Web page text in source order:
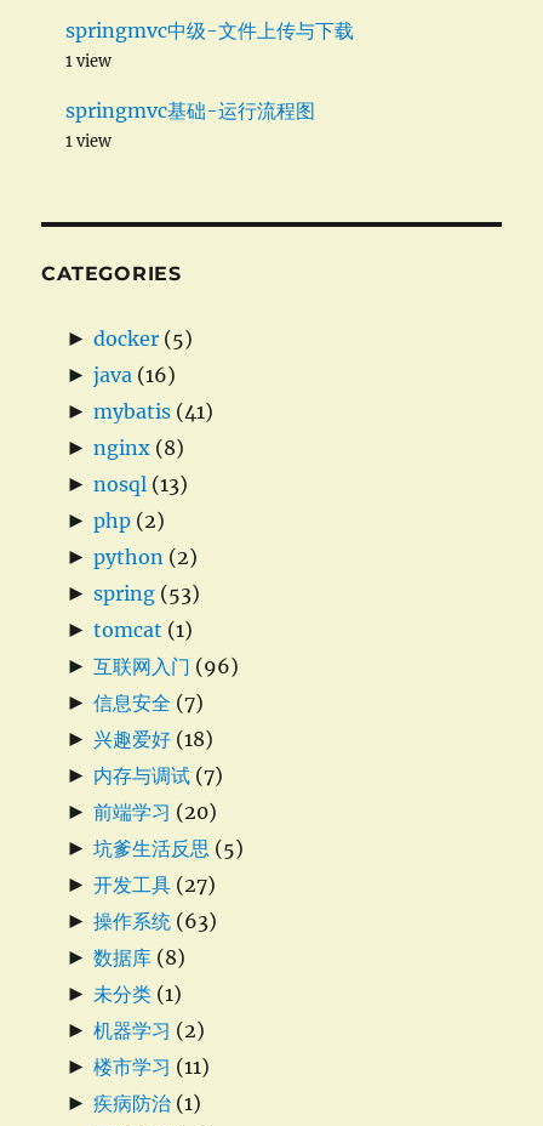
springmvc中级-文件上传与下载
1 view
springmvc基础-运行流程图
1 view
CATEGORIES
► docker (5)
► java (16)
► mybatis (41)
► nginx (8)
► nosql (13)
► php (2)
► python (2)
► spring (53)
► tomcat (1)
► 互联网入门 (96)
► 信息安全 (7)
► 兴趣爱好 (18)
► 内存与调试 (7)
► 前端学习 (20)
► 坑爹生活反思 (5)
► 开发工具 (27)
► 操作系统 (63)
► 数据库 (8)
► 未分类 (1)
► 机器学习 (2)
► 楼市学习 (11)
► 疾病防治 (1)